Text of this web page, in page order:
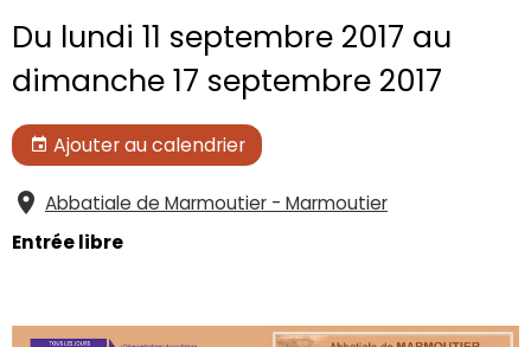
Du lundi 11 septembre 2017 au
dimanche 17 septembre 2017
Ajouter au calendrier
Abbatiale de Marmoutier - Marmoutier
Entrée libre